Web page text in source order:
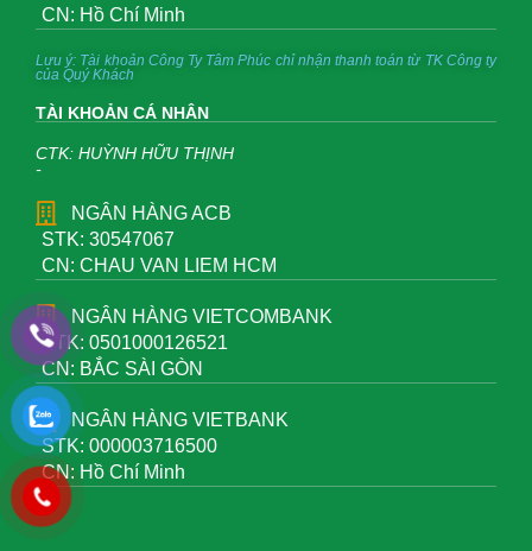
CN: Hồ Chí Minh
Lưu ý: Tài khoản Công Ty Tâm Phúc chỉ nhận thanh toán từ TK Công ty
của Quý Khách
TÀI KHOẢN CÁ NHÂN
CTK: HUỲNH HỮU THỊNH
-
NGÂN HÀNG ACB
STK: 30547067
CN: CHAU VAN LIEM HCM
NGÂN HÀNG VIETCOMBANK
STK: 0501000126521
CN: BẮC SÀI GÒN
NGÂN HÀNG VIETBANK
STK: 000003716500
CN: Hồ Chí Minh